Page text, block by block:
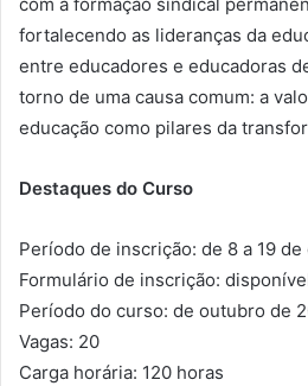
fortalecendo as lideranças da
entre educadores e educadoras
torno de uma causa comum: a
educação como pilares da
Destaques do Curso
Período de inscrição: de 8 a 19
Formulário de inscrição:
Período do curso: de outubro de
Vagas: 20
Carga horária: 120 horas